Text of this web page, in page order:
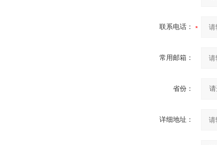
联系电话：
常用邮箱：
省份：
详细地址：